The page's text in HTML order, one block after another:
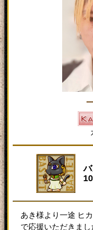
あき様より一途 ヒ
で応援いただきま